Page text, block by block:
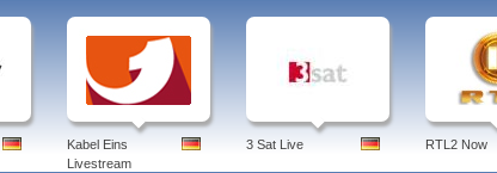
Kabel Eins
Livestream
3 Sat Live RTL2 Now